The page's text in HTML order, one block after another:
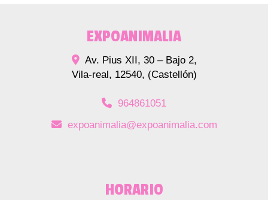
EXPOANIMALIA
Av. Pius XII, 30 – Bajo 2,
Vila-real, 12540, (Castellón)
964861051
expoanimalia
expoanimalia.com
HORARIO